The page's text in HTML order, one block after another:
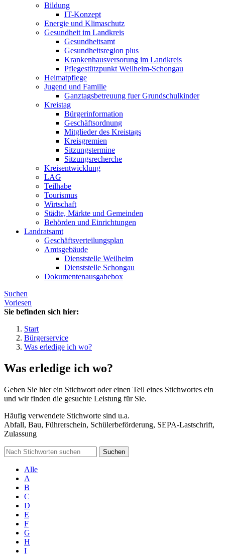
Bildung
IT-Konzept
Energie und Klimaschutz
Gesundheit im Landkreis
Gesundheitsamt
Gesundheitsregion plus
Krankenhausversorung im Landkreis
Pflegestützpunkt Weilheim-Schongau
Heimatpflege
Jugend und Familie
Ganztagsbetreuung fuer Grundschulkinder
Kreistag
Bürgerinformation
Geschäftsordnung
Mitglieder des Kreistags
Kreisgremien
Sitzungstermine
Sitzungsrecherche
Kreisentwicklung
LAG
Teilhabe
Tourismus
Wirtschaft
Städte, Märkte und Gemeinden
Behörden und Einrichtungen
Landratsamt
Geschäftsverteilungsplan
Amtsgebäude
Dienststelle Weilheim
Dienststelle Schongau
Dokumentenausgabebox
Suchen
Vorlesen
Sie befinden sich hier:
Start
Bürgerservice
Was erledige ich wo?
Was erledige ich wo?
Geben Sie hier ein Stichwort oder einen Teil eines Stichwortes ein
und wir finden die gesuchte Leistung für Sie.
Häufig verwendete Stichworte sind u.a.
Abfall, Bau, Führerschein, Schülerbeförderung, SEPA-Lastschrift,
Zulassung
Suchen
Alle
A
B
C
D
E
F
G
H
I